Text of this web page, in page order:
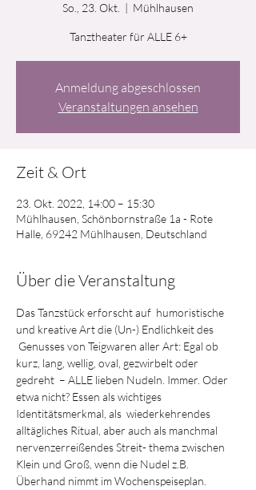
So., 23. Okt.
  |
Mühlhausen
Tanztheater für ALLE 6+
Anmeldung abgeschlossen
Veranstaltungen ansehen
Zeit & Ort
23. Okt. 2022, 14:00 – 15:30
Mühlhausen, Schönbornstraße 1a - Rote
Halle, 69242 Mühlhausen, Deutschland
Über die Veranstaltung
Das Tanzstück erforscht auf  humoristische
und kreative Art die (Un-) Endlichkeit des
Genusses von Teigwaren aller Art: Egal ob
kurz, lang, wellig, oval, gezwirbelt oder
gedreht  – ALLE lieben Nudeln. Immer. Oder
etwa nicht? Essen als wichtiges
Identitätsmerkmal, als  wiederkehrendes
alltägliches Ritual, aber auch als manchmal
nervenzerreißendes Streit- thema zwischen
Klein und Groß, wenn die Nudel z.B.
Überhand nimmt im Wochenspeiseplan.